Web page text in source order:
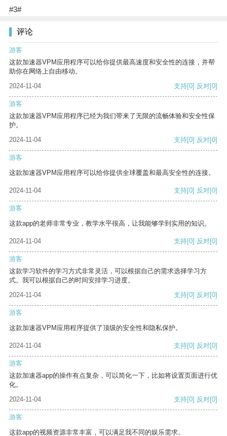
#3#
评论
游客
这款加速器VPM应用程序可以给你提供最高速度和安全性的连接，并帮
助你在网络上自由移动。
2024-11-04
支持[0] 反对[0]
游客
这款加速器VPM应用程序已经为我们带来了无限的流畅体验和安全性保
护。
2024-11-04
支持[0] 反对[0]
游客
这款加速器VPM应用程序可以给你提供全球覆盖和最高安全性的连接。
2024-11-04 支持[0] 反对[0]
游客
这款app的老师非常专业，教学水平很高，让我能够学到实用的知识。
2024-11-04 支持[0] 反对[0]
游客
这款学习软件的学习方式非常灵活，可以根据自己的需求选择学习方
式。我可以根据自己的时间安排学习进度。
2024-11-04
支持[0] 反对[0]
游客
这款加速器VPM应用程序提供了顶级的安全性和隐私保护。
2024-11-04 支持[0] 反对[0]
游客
这款加速器app的操作有点复杂，可以简化一下，比如将设置页面进行优
化。
2024-11-04
支持[0] 反对[0]
游客
这款app的视频资源非常丰富，可以满足我不同的娱乐需求。